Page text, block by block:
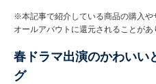
※本記事で紹介している商品の購入
オールアバウトに還元されることがあ
春ドラマ出演のかわいい
グ